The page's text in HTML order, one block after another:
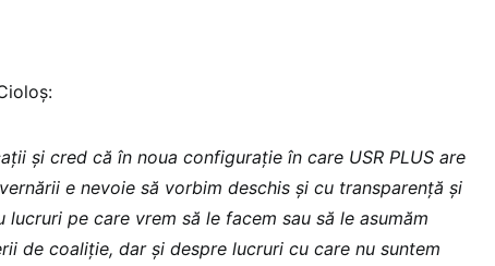
și cred că în noua configurație în care USR PLUS are
e nevoie să vorbim deschis și cu transparență și
lucruri pe care vrem să le facem sau să le asumăm
de coaliție, dar și despre lucruri cu care nu suntem